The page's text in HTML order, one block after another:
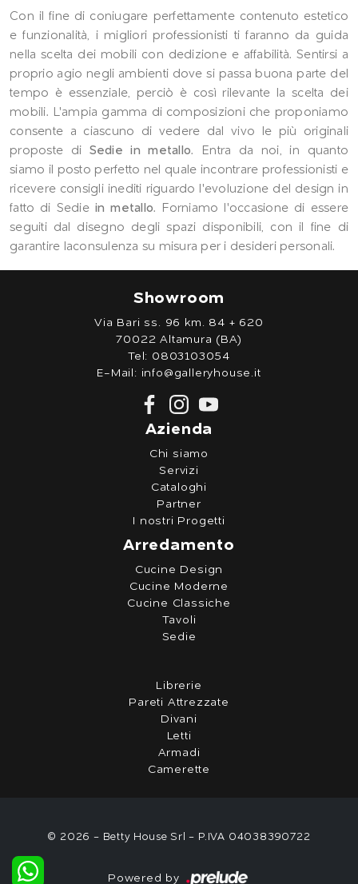
Con il fine di coniugare perfettamente contenuto estetico
e funzionalità, i migliori professionisti ti faranno da guida
nella scelta dei mobili con dedizione e affabilità. Sentirsi a
proprio agio negli ambienti dove si passa buona parte del
tempo è essenziale, perciò è così rilevante la scelta dei
mobili. L'ampia gamma di composizioni che proponiamo
consente a ciascuno di vedere dal vivo le più originali
proposte di Sedie in metallo. Entra da noi, in quanto
siamo il posto perfetto nel quale incontrare professionisti e
ricevere consigli inediti riguardo l'evoluzione del design in
fatto di Sedie in metallo. Forniamo l'occasione di essere
seguiti dal disegno degli spazi disponibili, con il fine di
garantire laconsulenza su misura per i desideri personali.
Showroom
Via Bari ss. 96 km. 84 + 620
70022 Altamura (BA)
Tel: 0803103054
E-Mail: info@galleryhouse.it
Azienda
Chi siamo
Servizi
Cataloghi
Partner
I nostri Progetti
Arredamento
Cucine Design
Cucine Moderne
Cucine Classiche
Tavoli
Sedie
Librerie
Pareti Attrezzate
Divani
Letti
Armadi
Camerette
© 2026 - Betty House Srl - P.IVA 04038390722
Powered by